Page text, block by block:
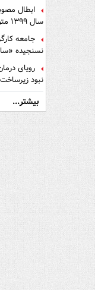
ابطال
سال ۱۳۹۹ متوقف شد
جامعه
نسنجیده
تفاهم نامه!
رویای
نبود
دفترچه‌های
بیشتر...